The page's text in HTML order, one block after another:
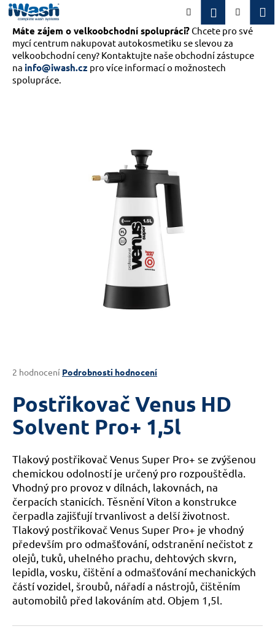
Přejít
obsah
Hledat Přihlášení
Nákupní
košík
Průměrné
produktu
je
5,0
z
hvězdiček.
2 hodnocení Podrobnosti hodnocení
Postřikovač Venus HD
Solvent Pro+ 1,5l
Tlakový postřikovač Venus Super Pro+ se zvýšenou
chemickou odolností je určený pro rozpouštědla.
Vhodný pro provoz v dílnách, lakovnách, na
čerpacích stanicích. Těsnění Viton a konstrukce
čerpadla zajišťují trvanlivost a delší životnost.
Tlakový postřikovač Venus Super Pro+ je vhodný
především proodmašťování, odstranění nečistot z
olejů, tuků, uhelného prachu, dehtových skvrn,
lepidla, vosku, čištění a odmašťování mechanických
částí vozidel, šroubů, nářadí a nástrojů, čištěním
automobilů před lakováním atd. Objem 1,5l.
Máte zájem o velkoobchodní spolupráci?Chcete pro své
mycí centrum nakupovat autokosmetiku se slevou za
velkoobchodní ceny? Kontaktujte naše obchodní zástupce
na info@iwash.cz pro více informací o možnostech
spolupráce.
K
Zpět
Zpět
C
o
HLEDAT
D
o
p
o
r
u
č
u
j
e
m